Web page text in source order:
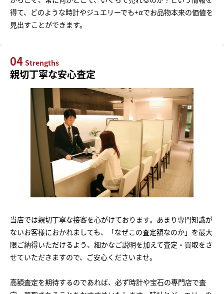
得て、どのような時計やジュエリーでも+αでお品物本来の価値を
見出すことができます。
04 Strengths
親切丁寧な安心査定
当店では親切丁寧な接客を心がけております。あまり専門知識が
ないお客様におかれましても、「なぜこの査定額なのか」を最大
限ご納得いただけるよう、細かなご説明を加えて査定・買取をさ
せていただきますので、ご安心くださいませ。
高額査定を期待するのであれば、必ず時計や宝石の専門店で査